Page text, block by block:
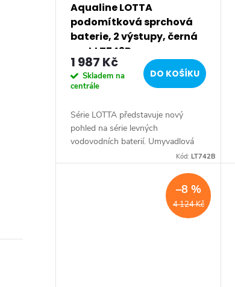
Aqualine LOTTA
podomítková sprchová
baterie, 2 výstupy, černá
mat LT742B
1 987 Kč
Skladem na
centrále
DO KOŠÍKU
Série LOTTA představuje nový
pohled na série levných
vodovodních baterií. Umyvadlová
stojánková baterie má dostatečnou
pohodlné omytí rukou. Série:...
Kód:LT742B
4 124 Kč
–8 %